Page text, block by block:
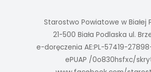
Starostwo Powiatowe w Białej
21-500 Biała Podlaska ul.
e-doręczenia AE:PL-57419-
ePUAP /0o830hsfxc/